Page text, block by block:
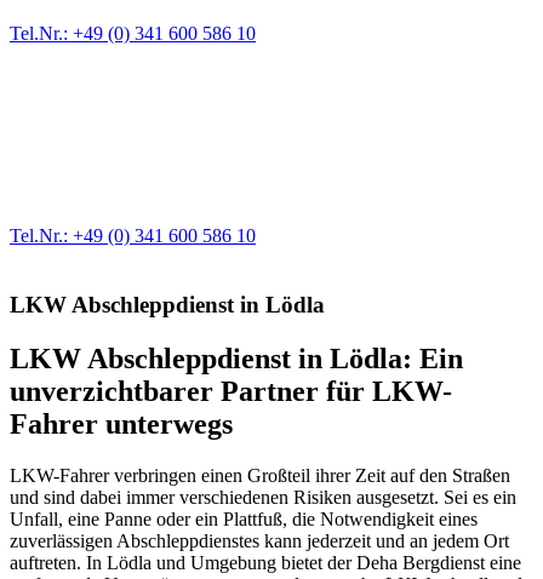
Tel.Nr.: +49 (0) 341 600 586 10
Tel.Nr.: +49 (0) 341 600 586 10
LKW Abschleppdienst in Lödla
LKW Abschleppdienst in Lödla: Ein
unverzichtbarer Partner für LKW-
Fahrer unterwegs
LKW-Fahrer verbringen einen Großteil ihrer Zeit auf den Straßen
und sind dabei immer verschiedenen Risiken ausgesetzt. Sei es ein
Unfall, eine Panne oder ein Plattfuß, die Notwendigkeit eines
zuverlässigen Abschleppdienstes kann jederzeit und an jedem Ort
auftreten. In Lödla und Umgebung bietet der Deha Bergdienst eine